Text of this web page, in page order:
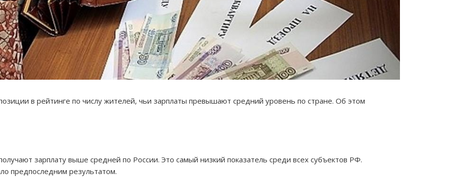
в рейтинге по числу жителей, чьи зарплаты превышают средний уровень по стране. Об этом
зарплату выше средней по России. Это самый низкий показатель среди всех субъектов РФ.
предпоследним результатом.